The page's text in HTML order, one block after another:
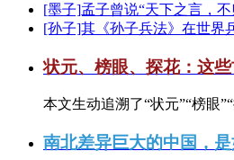
[墨子]孟子曾说“天下之言，
[孙子]其《孙子兵法》在世界
状元、榜眼、探花：这
本文生动追溯了“状元”“榜眼
南北差异巨大的中国，